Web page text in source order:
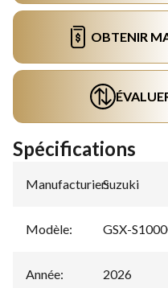
OBTENIR
Spécifications
Manufacturier:
Suzuki
Modèle: GSX-
Année: 2026